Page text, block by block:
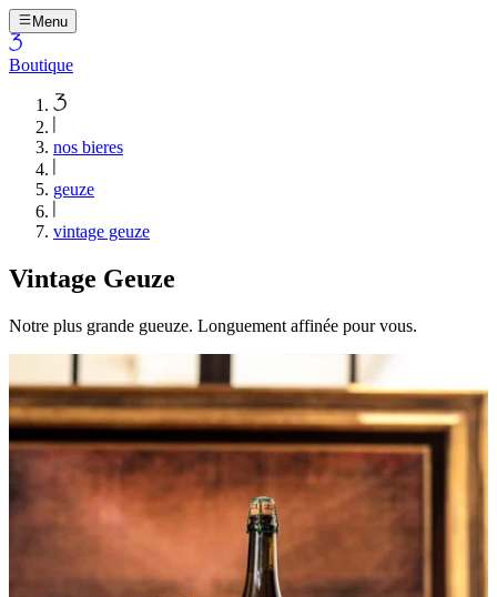
Menu
Boutique
nos bieres
geuze
vintage geuze
Vintage Geuze
Notre plus grande gueuze. Longuement affinée pour vous.